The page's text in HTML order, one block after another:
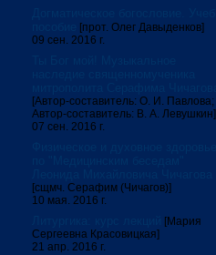
[прот. Олег Давыденков]
09 сен. 2016 г.
[Автор-составитель: О. И. Павлова;
Автор-составитель: В. А. Левушкин]
07 сен. 2016 г.
[сщмч. Серафим (Чичагов)]
10 мая. 2016 г.
[Мария
Сергеевна Красовицкая]
21 апр. 2016 г.